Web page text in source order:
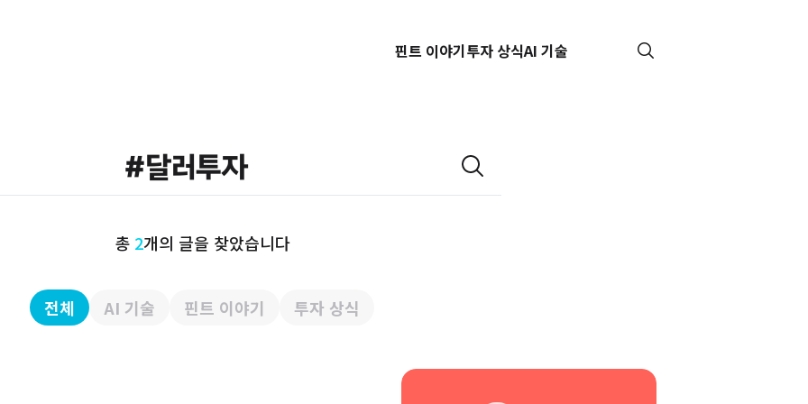
핀트 이야기투자 상식AI 기술
총 2개의 글을 찾았습니다
전체 AI 기술 핀트 이야기 투자 상식